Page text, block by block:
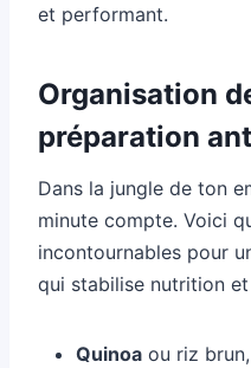
et performant.
Organisation
préparation
Dans la jungle de ton
minute compte. Voici
incontournables pour
qui stabilise nutrition et
Quinoa ou riz